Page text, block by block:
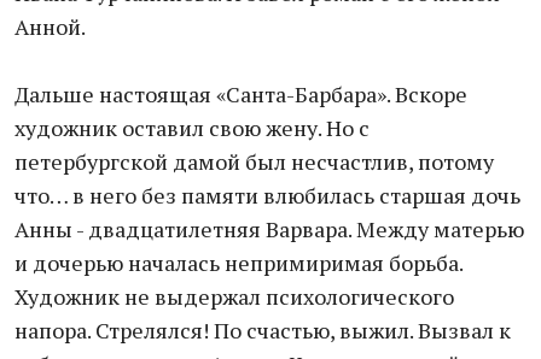
Анной.
Дальше настоящая «Санта-Барбара». Вскоре
художник оставил свою жену. Но с
петербургской дамой был несчастлив, потому
что… в него без памяти влюбилась старшая дочь
Анны - двадцатилетняя Варвара. Между матерью
и дочерью началась непримиримая борьба.
Художник не выдержал психологического
напора. Стрелялся! По счастью, выжил. Вызвал к